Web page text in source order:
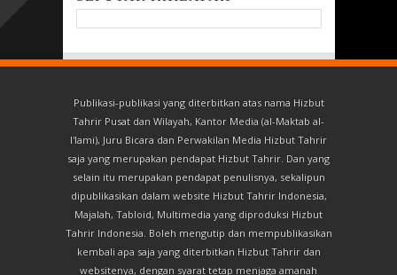
Publikasi-publikasi yang diterbitkan atas nama Hizbut
Tahrir Pusat dan Wilayah, Kantor Media (al-Maktab al-
I'lami), Juru Bicara dan Perwakilan Media Hizbut Tahrir
saja yang merupakan pendapat Hizbut Tahrir. Dan yang
selain itu merupakan pendapat penulisnya, sekalipun
dipublikasikan dalam website Hizbut Tahrir Indonesia,
Majalah, Tabloid, Multimedia yang diproduksi Hizbut
Tahrir Indonesia. Boleh mengutip dan mempublikasikan
kembali apa saja yang diterbitkan Hizbut Tahrir dan
websitenya, dengan syarat tetap menjaga amanah